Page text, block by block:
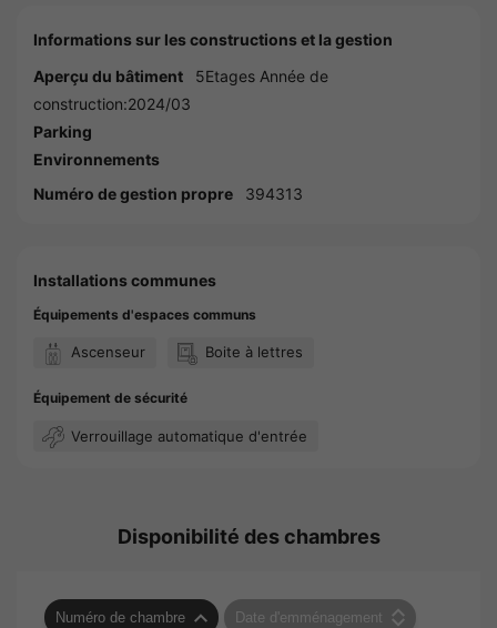
Informations sur les constructions et la gestion
Aperçu du bâtiment
5Etages Année de
construction:2024/03
Parking
Environnements
Numéro de gestion propre
394313
Installations communes
Équipements d'espaces communs
Ascenseur Boite à lettres
Équipement de sécurité
Verrouillage automatique d'entrée
Disponibilité des chambres
Numéro de chambre Date d'emménagement